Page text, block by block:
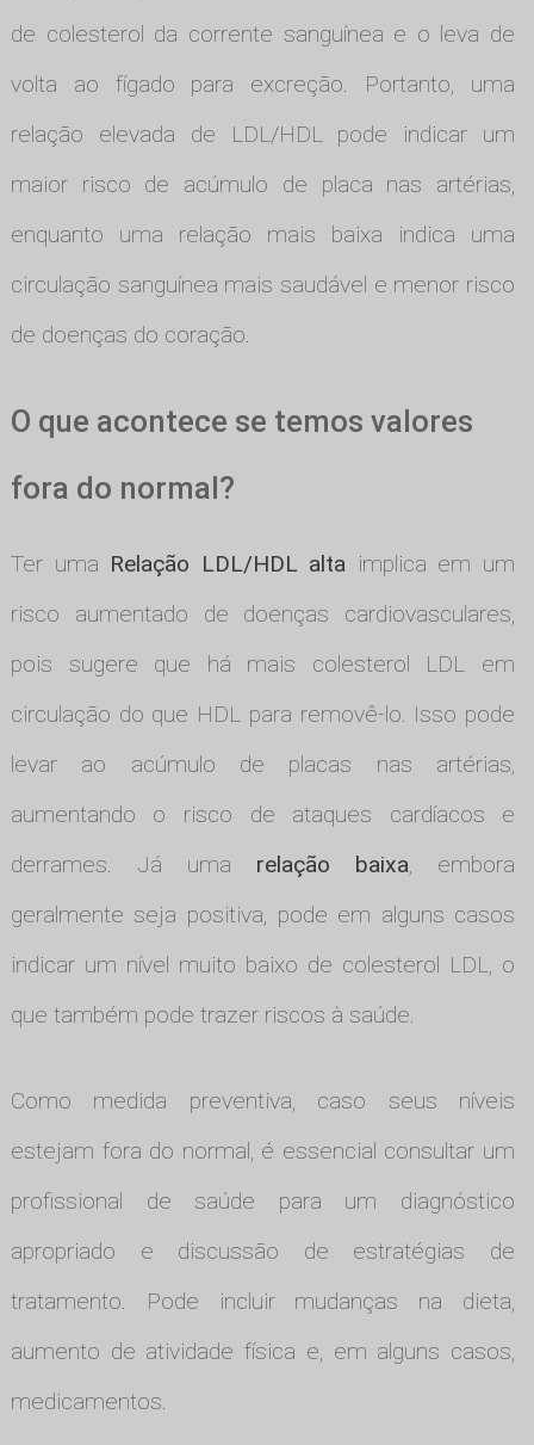
de colesterol da corrente sanguínea e o leva de
volta ao fígado para excreção. Portanto, uma
relação elevada de LDL/HDL pode indicar um
maior risco de acúmulo de placa nas artérias,
enquanto uma relação mais baixa indica uma
circulação sanguínea mais saudável e menor risco
de doenças do coração.
O que acontece se temos valores
fora do normal?
Ter uma Relação LDL/HDL alta implica em um
risco aumentado de doenças cardiovasculares,
pois sugere que há mais colesterol LDL em
circulação do que HDL para removê-lo. Isso pode
levar ao acúmulo de placas nas artérias,
aumentando o risco de ataques cardíacos e
derrames. Já uma relação baixa, embora
geralmente seja positiva, pode em alguns casos
indicar um nível muito baixo de colesterol LDL, o
que também pode trazer riscos à saúde.
Como medida preventiva, caso seus níveis
estejam fora do normal, é essencial consultar um
profissional de saúde para um diagnóstico
apropriado e discussão de estratégias de
tratamento. Pode incluir mudanças na dieta,
aumento de atividade física e, em alguns casos,
medicamentos.